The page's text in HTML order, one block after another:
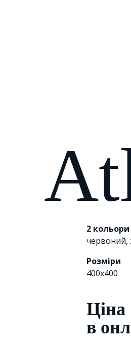
2 кольори
червоний,
Розміри
400х400
Цiна
в